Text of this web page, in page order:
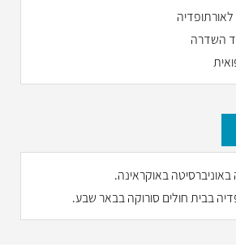
השדרה
באוניברסיטה באוקראינה.
בבית חולים סורוקה בבאר שבע.